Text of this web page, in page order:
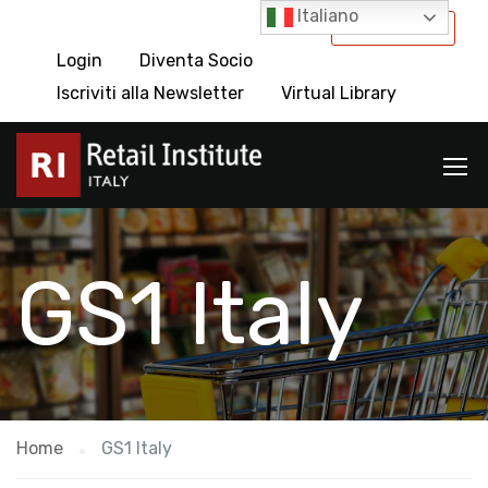
International
Login
Diventa Socio
Iscriviti alla Newsletter
Virtual Library
GS1 Italy
Home GS1 Italy
Italiano